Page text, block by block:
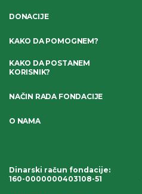
DONACIJE
KAKO DA POMOGNEM?
KAKO DA POSTANEM
KORISNIK?
NAČIN RADA FONDACIJE
O NAMA
Dinarski račun fondacije:
160-0000000403108-51